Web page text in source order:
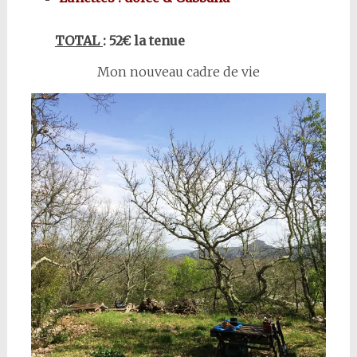
TOTAL : 52€ la tenue
Mon nouveau cadre de vie